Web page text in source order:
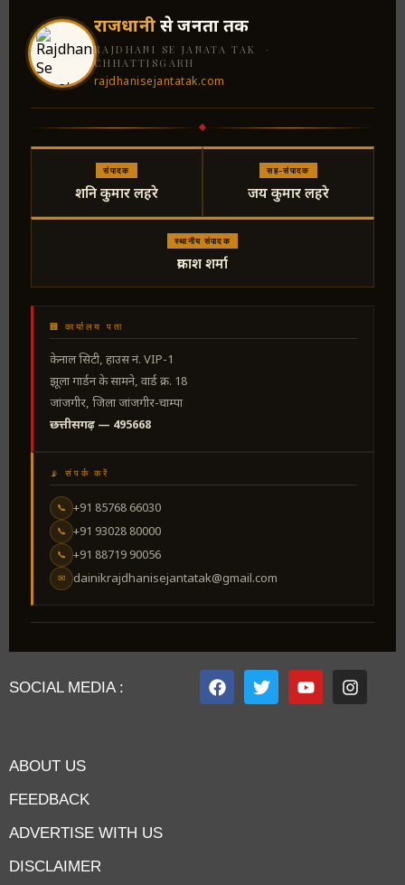
राजधानीसे जनता तक
RAJDHANI SE JANATA TAK ·
CHHATTISGARH
rajdhanisejantatak.com
संपादक
शनि कुमार लहरे
सह-संपादक
जय कुमार लहरे
स्थानीय संपादक
प्रकाश शर्मा
🏢 कार्यालय पता
केनाल सिटी, हाउस नं. VIP-1
झूला गार्डन के सामने, वार्ड क्र. 18
जांजगीर, जिला जांजगीर-चाम्पा
छत्तीसगढ़ — 495668
📡 संपर्क करें
📞 +91 85768 66030
📞 +91 93028 80000
📞 +91 88719 90056
✉ dainikrajdhanisejantatak@gmail.com
SOCIAL MEDIA :
ABOUT US
FEEDBACK
ADVERTISE WITH US
DISCLAIMER